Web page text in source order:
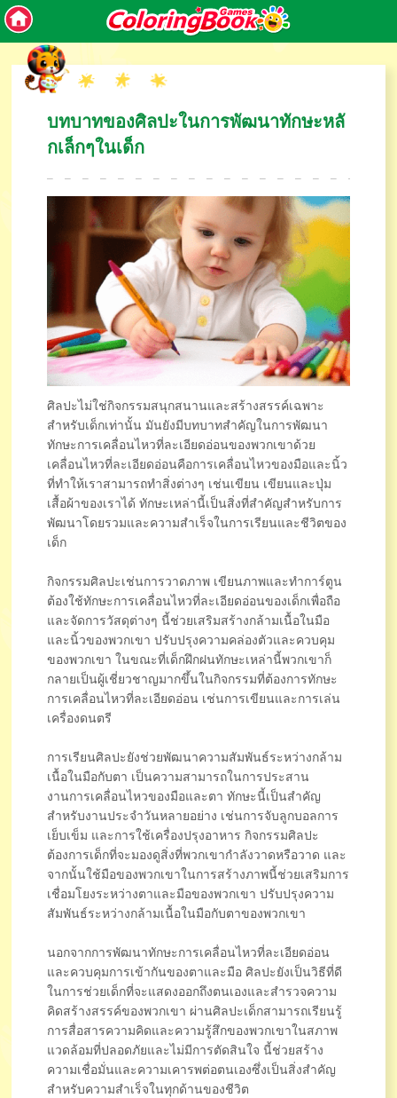
บทบาทของศิลปะในการพัฒนาทักษะหลั
กเล็กๆในเด็ก
ศิลปะไม่ใช่กิจกรรมสนุกสนานและสร้างสรรค์เฉพาะ
สำหรับเด็กเท่านั้น มันยังมีบทบาทสำคัญในการพัฒนา
ทักษะการเคลื่อนไหวที่ละเอียดอ่อนของพวกเขาด้วย
เคลื่อนไหวที่ละเอียดอ่อนคือการเคลื่อนไหวของมือและนิ้ว
ที่ทำให้เราสามารถทำสิ่งต่างๆ เช่นเขียน เขียนและปุ่ม
เสื้อผ้าของเราได้ ทักษะเหล่านี้เป็นสิ่งที่สำคัญสำหรับการ
พัฒนาโดยรวมและความสำเร็จในการเรียนและชีวิตของ
เด็ก
กิจกรรมศิลปะเช่นการวาดภาพ เขียนภาพและทำการ์ตูน
ต้องใช้ทักษะการเคลื่อนไหวที่ละเอียดอ่อนของเด็กเพื่อถือ
และจัดการวัสดุต่างๆ นี้ช่วยเสริมสร้างกล้ามเนื้อในมือ
และนิ้วของพวกเขา ปรับปรุงความคล่องตัวและควบคุม
ของพวกเขา ในขณะที่เด็กฝึกฝนทักษะเหล่านี้พวกเขาก็
กลายเป็นผู้เชี่ยวชาญมากขึ้นในกิจกรรมที่ต้องการทักษะ
การเคลื่อนไหวที่ละเอียดอ่อน เช่นการเขียนและการเล่น
เครื่องดนตรี
การเรียนศิลปะยังช่วยพัฒนาความสัมพันธ์ระหว่างกล้าม
เนื้อในมือกับตา เป็นความสามารถในการประสาน
งานการเคลื่อนไหวของมือและตา ทักษะนี้เป็นสำคัญ
สำหรับงานประจำวันหลายอย่าง เช่นการจับลูกบอลการ
เย็บเข็ม และการใช้เครื่องปรุงอาหาร กิจกรรมศิลปะ
ต้องการเด็กที่จะมองดูสิ่งที่พวกเขากำลังวาดหรือวาด และ
จากนั้นใช้มือของพวกเขาในการสร้างภาพนี้ช่วยเสริมการ
เชื่อมโยงระหว่างตาและมือของพวกเขา ปรับปรุงความ
สัมพันธ์ระหว่างกล้ามเนื้อในมือกับตาของพวกเขา
นอกจากการพัฒนาทักษะการเคลื่อนไหวที่ละเอียดอ่อน
และควบคุมการเข้ากันของตาและมือ ศิลปะยังเป็นวิธีที่ดี
ในการช่วยเด็กที่จะแสดงออกถึงตนเองและสำรวจความ
คิดสร้างสรรค์ของพวกเขา ผ่านศิลปะเด็กสามารถเรียนรู้
การสื่อสารความคิดและความรู้สึกของพวกเขาในสภาพ
แวดล้อมที่ปลอดภัยและไม่มีการตัดสินใจ นี้ช่วยสร้าง
ความเชื่อมั่นและความเคารพต่อตนเองซึ่งเป็นสิ่งสำคัญ
สำหรับความสำเร็จในทุกด้านของชีวิต